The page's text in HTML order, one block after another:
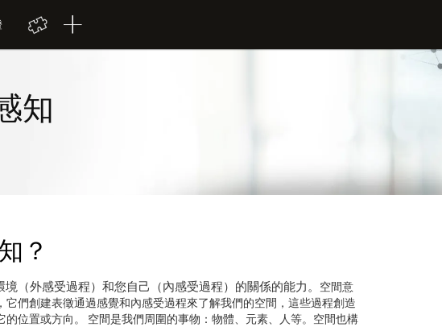
知
？
（外感受過程）和您自己（內感受過程）的關係的能力。
空間意
它們創建表徵通過感覺和內感受過程來了解我們的空間，這些過程創造
的位置或方向。 空間是我們周圍的事物：物體、元素、人等。空間也構